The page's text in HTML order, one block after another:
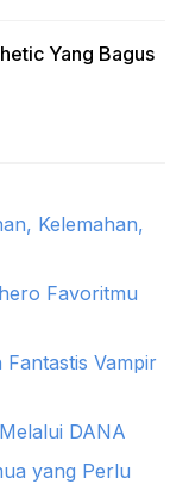
Yang Bagus
Kelemahan,
Favoritmu
Fantastis Vampir
DANA
yang Perlu